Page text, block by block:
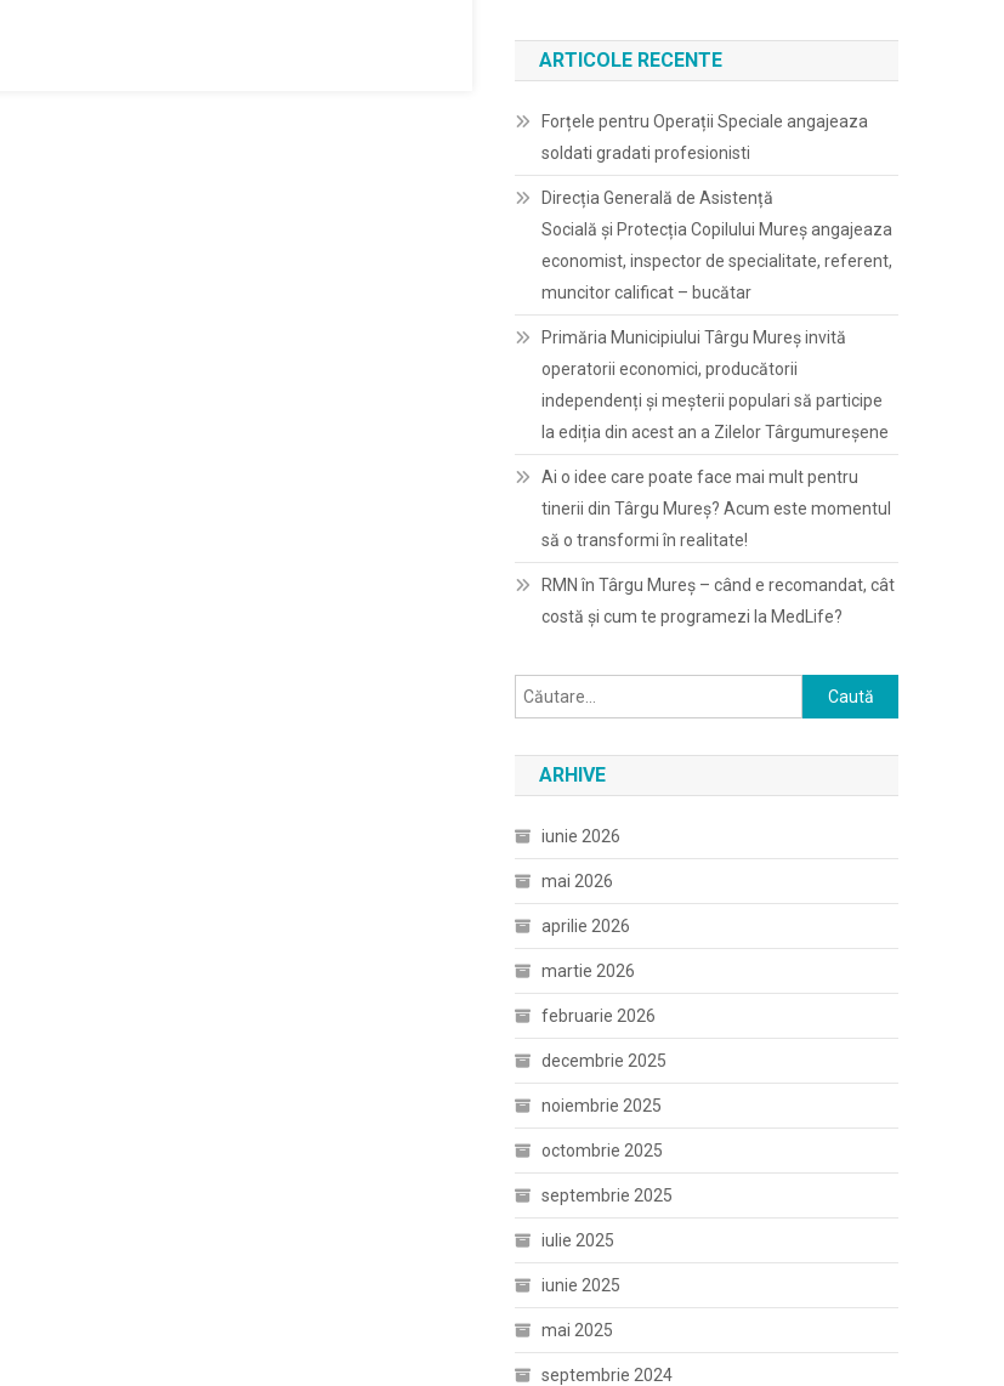
ARTICOLE RECENTE
Forțele pentru Operații Speciale angajeaza
soldati gradati profesionisti
Direcția Generală de Asistență
Socială și Protecția Copilului Mureș angajeaza
economist, inspector de specialitate, referent,
muncitor calificat – bucătar
Primăria Municipiului Târgu Mureș invită
operatorii economici, producătorii
independenți și meșterii populari să participe
la ediția din acest an a Zilelor Târgumureșene
Ai o idee care poate face mai mult pentru
tinerii din Târgu Mureș? Acum este momentul
să o transformi în realitate!
RMN în Târgu Mureș – când e recomandat, cât
costă și cum te programezi la MedLife?
Caută
după:
ARHIVE
iunie 2026
mai 2026
aprilie 2026
martie 2026
februarie 2026
decembrie 2025
noiembrie 2025
octombrie 2025
septembrie 2025
iulie 2025
iunie 2025
mai 2025
septembrie 2024